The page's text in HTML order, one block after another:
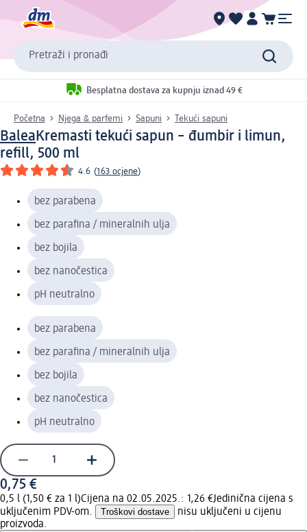
Pretraži i pronađi
Besplatna dostava za kupnju iznad 49 €
Početna Njega & parfemi Sapuni Tekući sapuni
Balea Kremasti tekući sapun – đumbir i limun,
refill, 500 ml
4.6 (163 ocjene)
bez parabena
bez parafina / mineralnih ulja
bez bojila
bez nanočestica
pH neutralno
bez parabena
bez parafina / mineralnih ulja
bez bojila
bez nanočestica
pH neutralno
0,75 €
0,5 l (1,50 € za 1 l)Cijena na 02.05.2025.: 1,26 €Jedinična cijena s
uključenim PDV-om.
Troškovi dostave
nisu uključeni u cijenu
proizvoda.